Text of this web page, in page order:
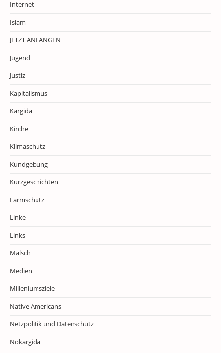
Internet
Islam
JETZT ANFANGEN
Jugend
Justiz
Kapitalismus
Kargida
Kirche
Klimaschutz
Kundgebung
Kurzgeschichten
Lärmschutz
Linke
Links
Malsch
Medien
Milleniumsziele
Native Americans
Netzpolitik und Datenschutz
Nokargida